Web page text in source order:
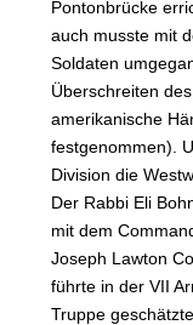
Pontonbrücke
auch musste mit
Soldaten
Überschreiten
amerikanische
festgenommen).
Division die
Der Rabbi Eli
mit dem
Joseph Lawton
führte in der VII
Truppe